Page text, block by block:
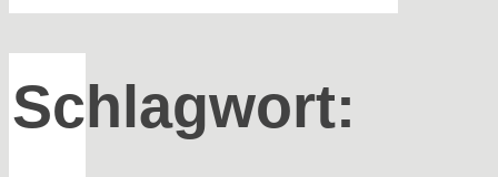
Schlagwort: